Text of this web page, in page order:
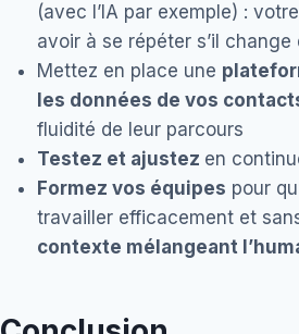
(avec l’IA par exemple) :
avoir à se répéter s’il change
Mettez en place une
les données de vos
fluidité de leur parcours
Testez et ajustez en
Formez vos équipes pour
travailler efficacement et
contexte mélangeant